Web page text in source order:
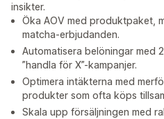
insikter.
Öka AOV med produktpaket,
matcha-erbjudanden.
Automatisera belöningar med
”handla för X”-kampanjer.
Optimera intäkterna med
produkter som ofta köps
Skala upp försäljningen med